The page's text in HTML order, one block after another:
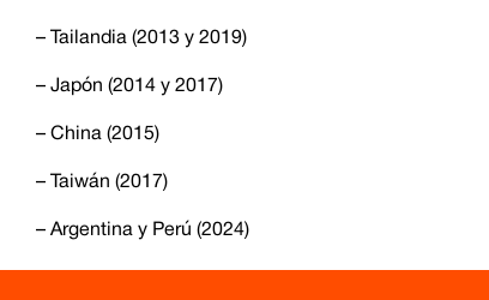
– Tailandia (2013 y 2019)
– Japón (2014 y 2017)
– China (2015)
– Taiwán (2017)
– Argentina y Perú (2024)